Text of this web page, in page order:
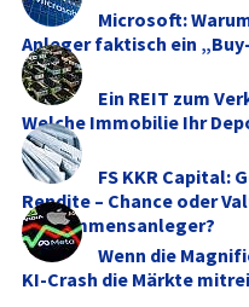
Microsoft:
Anleger faktisch ein
Ein REIT zum
Welche Immobilie Ihr
FS KKR Capital:
Rendite – Chance oder
Einkommensanleger?
Wenn die
KI-Crash die Märkte